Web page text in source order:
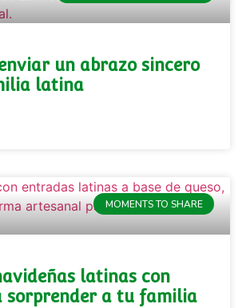
un abrazo sincero
latina
MOMENTS TO SHARE
latinas con
sorprender a tu familia